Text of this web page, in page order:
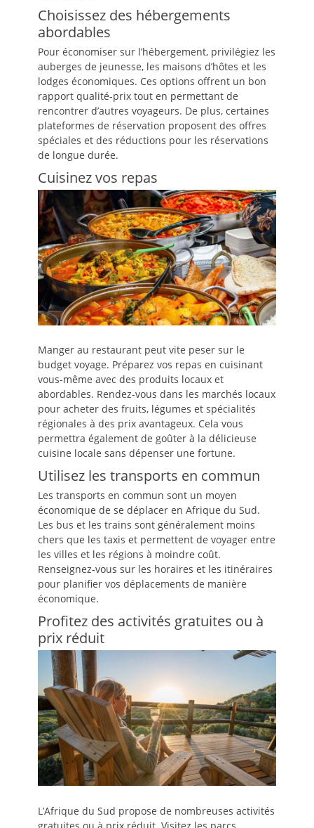
Choisissez des hébergements
abordables
Pour économiser sur l’hébergement, privilégiez les
auberges de jeunesse, les maisons d’hôtes et les
lodges économiques. Ces options offrent un bon
rapport qualité-prix tout en permettant de
rencontrer d’autres voyageurs. De plus, certaines
plateformes de réservation proposent des offres
spéciales et des réductions pour les réservations
de longue durée.
Cuisinez vos repas
Manger au restaurant peut vite peser sur le
budget voyage. Préparez vos repas en cuisinant
vous-même avec des produits locaux et
abordables. Rendez-vous dans les marchés locaux
pour acheter des fruits, légumes et spécialités
régionales à des prix avantageux. Cela vous
permettra également de goûter à la délicieuse
cuisine locale sans dépenser une fortune.
Utilisez les transports en commun
Les transports en commun sont un moyen
économique de se déplacer en Afrique du Sud.
Les bus et les trains sont généralement moins
chers que les taxis et permettent de voyager entre
les villes et les régions à moindre coût.
Renseignez-vous sur les horaires et les itinéraires
pour planifier vos déplacements de manière
économique.
Profitez des activités gratuites ou à
prix réduit
L’Afrique du Sud propose de nombreuses activités
gratuites ou à prix réduit. Visitez les parcs